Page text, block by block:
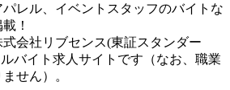
レル、イベントスタッフのバイトな
！
式会社リブセンス(東証スタンダー
ルバイト求人サイトです（なお、職業
せん）。